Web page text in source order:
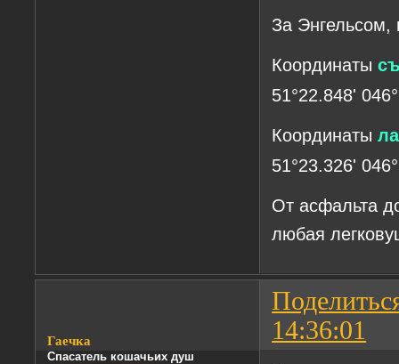
За Энгельсом,
Координаты
51°22.848'
Координаты
51°23.326'
От асфальта
любая
14:36:01
Гаечка
Спасатель кошачьих душ